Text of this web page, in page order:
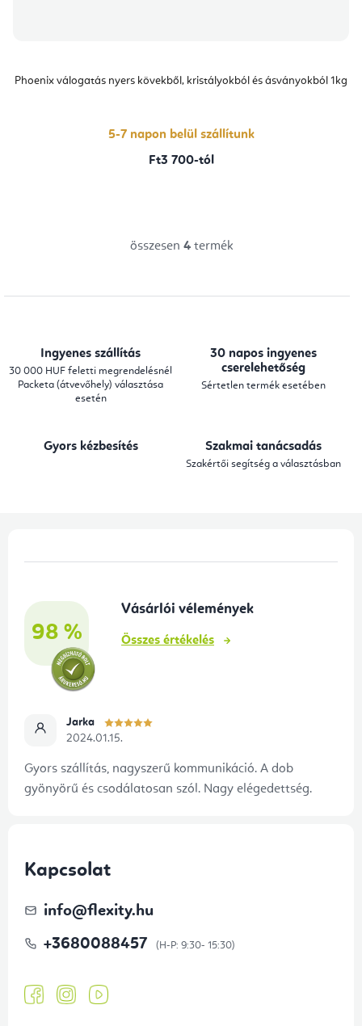
Phoenix válogatás nyers kövekből, kristályokból és ásványokból 1kg
5-7 napon belül szállítunk
Ft3 700-tól
s
y
e
m
összesen 4termék
Ingyenes szállítás
30 000 HUF feletti megrendelésnél
Packeta (átvevőhely) választása
esetén
30 napos ingyenes
cserelehetőség
Sértetlen termék esetében
Gyors kézbesítés Szakmai tanácsadás
Szakértői segítség a választásban
98 %
Vásárlói vélemények
Összes értékelés
Jarka
2024.01.15.
Gyors szállítás, nagyszerű kommunikáció. A dob
gyönyörű és csodálatosan szól. Nagy elégedettség.
Kapcsolat
info@flexity.hu
+3680088457